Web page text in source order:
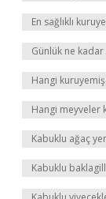
En sağlıklı
Günlük ne
Hangi
Hangi meyveler
Kabuklu ağaç
Kabuklu